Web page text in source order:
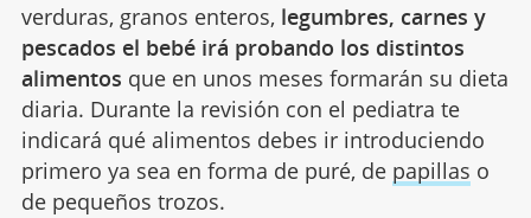
verduras, granos enteros, legumbres, carnes y
pescados el bebé irá probando los distintos
alimentos que en unos meses formarán su dieta
diaria. Durante la revisión con el pediatra te
indicará qué alimentos debes ir introduciendo
primero ya sea en forma de puré, de papillas o
de pequeños trozos.